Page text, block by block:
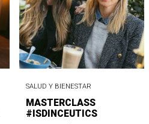
SALUD Y BIENESTAR
MASTERCLASS
#ISDINCEUTICS